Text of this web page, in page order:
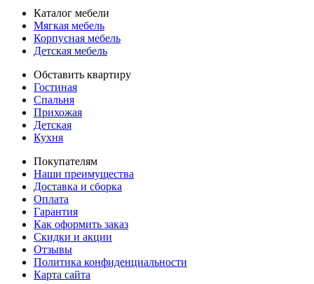
Каталог мебели
Мягкая мебель
Корпусная мебель
Детская мебель
Обставить квартиру
Гостиная
Спальня
Прихожая
Детская
Кухня
Покупателям
Наши преимущества
Доставка и сборка
Оплата
Гарантия
Как оформить заказ
Скидки и акции
Отзывы
Политика конфиденциальности
Карта сайта